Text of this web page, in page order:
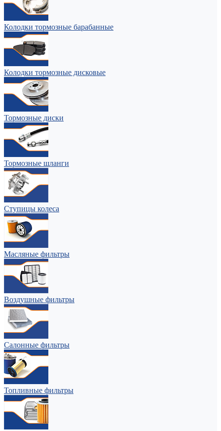
Колодки тормозные барабанные
Колодки тормозные дисковые
Тормозные диски
Тормозные шланги
Ступицы колеса
Масляные фильтры
Воздушные фильтры
Салонные фильтры
Топливные фильтры